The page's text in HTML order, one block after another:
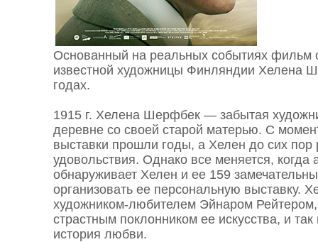
Основанный на реальных событиях фильм
известной художницы Финляндии Хелена
годах.
1915 г. Хелена Шерфбек — забытая
деревне со своей старой матерью. С
выставки прошли годы, а Хелен до сих пор
удовольствия. Однако все меняется, когда
обнаруживает Хелен и ее 159
организовать ее персональную выставку.
художником-любителем Эйнаром Рейтером,
страстным поклонником ее искусства, и
история любви.